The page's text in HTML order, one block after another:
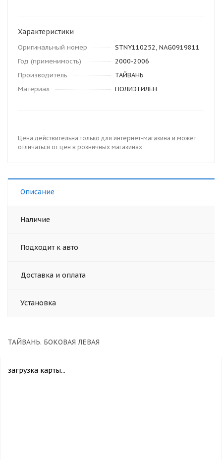
Характеристики
Оригинальный номер
STNY110252, NAG0919811
Год (применимость)
2000-2006
Производитель
ТАЙВАНЬ
Материал
ПОЛИЭТИЛЕН
Цена действительна только для интернет-магазина и может
отличаться от цен в розничных магазинах
Описание
Наличие
Подходит к авто
Доставка и оплата
Установка
ТАЙВАНЬ. БОКОВАЯ ЛЕВАЯ
загрузка карты...